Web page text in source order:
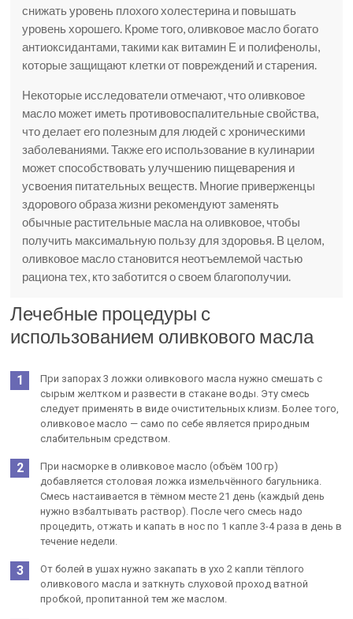
снижать уровень плохого холестерина и повышать
уровень хорошего. Кроме того, оливковое масло богато
антиоксидантами, такими как витамин Е и полифенолы,
которые защищают клетки от повреждений и старения.
Некоторые исследователи отмечают, что оливковое
масло может иметь противовоспалительные свойства,
что делает его полезным для людей с хроническими
заболеваниями. Также его использование в кулинарии
может способствовать улучшению пищеварения и
усвоения питательных веществ. Многие приверженцы
здорового образа жизни рекомендуют заменять
обычные растительные масла на оливковое, чтобы
получить максимальную пользу для здоровья. В целом,
оливковое масло становится неотъемлемой частью
рациона тех, кто заботится о своем благополучии.
Лечебные процедуры с
использованием оливкового масла
При запорах 3 ложки оливкового масла нужно смешать с
сырым желтком и развести в стакане воды. Эту смесь
следует применять в виде очистительных клизм. Более того,
оливковое масло — само по себе является природным
слабительным средством.
При насморке в оливковое масло (объём 100 гр)
добавляется столовая ложка измельчённого багульника.
Смесь настаивается в тёмном месте 21 день (каждый день
нужно взбалтывать раствор). После чего смесь надо
процедить, отжать и капать в нос по 1 капле 3-4 раза в день в
течение недели.
От болей в ушах нужно закапать в ухо 2 капли тёплого
оливкового масла и заткнуть слуховой проход ватной
пробкой, пропитанной тем же маслом.